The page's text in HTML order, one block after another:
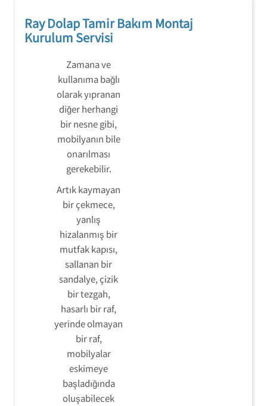
Ray Dolap Tamir Bakım Montaj
Kurulum Servisi
Zamana ve
kullanıma bağlı
olarak yıpranan
diğer herhangi
bir nesne gibi,
mobilyanın bile
onarılması
gerekebilir.
Artık kaymayan
bir çekmece,
yanlış
hizalanmış bir
mutfak kapısı,
sallanan bir
sandalye, çizik
bir tezgah,
hasarlı bir raf,
yerinde olmayan
bir raf,
mobilyalar
eskimeye
başladığında
oluşabilecek